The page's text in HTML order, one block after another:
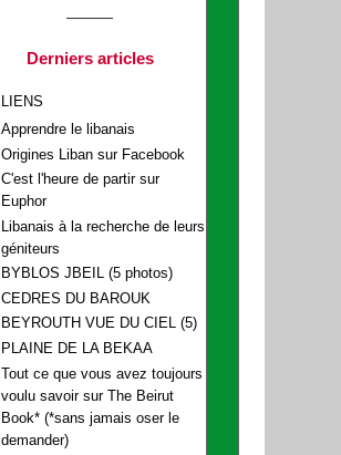
Derniers articles
LIENS
Apprendre le libanais
Origines Liban sur Facebook
C'est l'heure de partir sur
Euphor
Libanais à la recherche de leurs
géniteurs
BYBLOS JBEIL (5 photos)
CEDRES DU BAROUK
BEYROUTH VUE DU CIEL (5)
PLAINE DE LA BEKAA
Tout ce que vous avez toujours
voulu savoir sur The Beirut
Book* (*sans jamais oser le
demander)